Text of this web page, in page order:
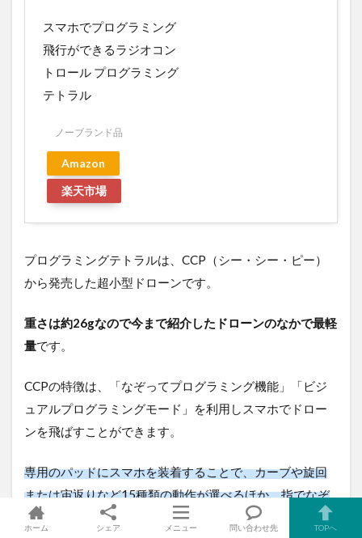
スマホでプログラミング
飛行ができるラジオコン
トロール プログラミング
テトラル
ノーブランド品
Amazon
楽天市場
プログラミングテトラルは、CCP（シー・シー・ピー）
から発売した超小型ドローンです。
重さは約26gなので今まで紹介したドローンのなかで最軽
量です。
CCPの特徴は、「なぞってプログラミング機能」「ビジ
ュアルプログラミングモード」を利用しスマホでドロー
ンを飛ばすことができます。
専用のパッドにスマホを装着することで、カーブや旋回
または宙返りなど15種類の動作が選べるほか、指でなぞ
って好きな軌道に動かすことができます。
ホーム シェア メニュー 問い合わせ先 TOPへ